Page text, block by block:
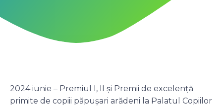
2024 iunie – Premiul I, II și Premii de excelență
primite de copiii păpușari arădeni la Palatul Copiilor